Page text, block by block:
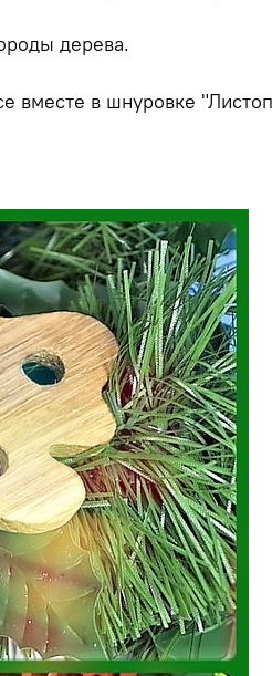
дерева.
вместе в шнуровке